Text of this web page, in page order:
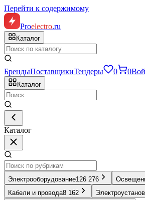
Перейти к содержимому
Proelectro.ru
Каталог
БрендыПоставщикиТендеры 0 0
Каталог
Каталог
Электрооборудование126 276
Кабели и провода8 162